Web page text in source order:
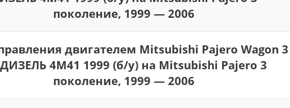
поколение, 1999 — 2006
двигателем Mitsubishi Pajero Wagon 3
4M41 1999 (б/у) на Mitsubishi Pajero 3
поколение, 1999 — 2006